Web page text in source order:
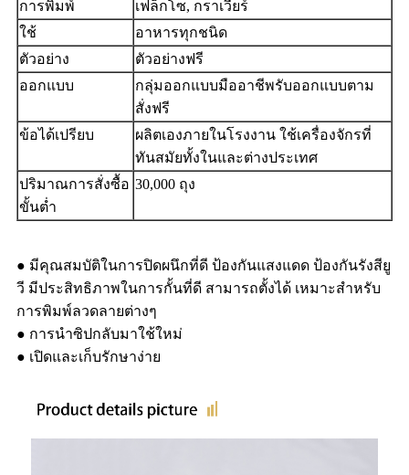
การพิมพ์
เฟล็กโซ, กราเวียร์
ใช้
อาหารทุกชนิด
ตัวอย่าง
ตัวอย่างฟรี
ออกแบบ
กลุ่มออกแบบมืออาชีพรับออกแบบตาม
สั่งฟรี
ข้อได้เปรียบ
ผลิตเองภายในโรงงาน ใช้เครื่องจักรที่
ทันสมัยทั้งในและต่างประเทศ
ปริมาณการสั่งซื้อ
ขั้นต่ำ
30,000 ถุง
● มีคุณสมบัติในการปิดผนึกที่ดี ป้องกันแสงแดด ป้องกันรังสียู
วี มีประสิทธิภาพในการกั้นที่ดี สามารถตั้งได้ เหมาะสำหรับ
การพิมพ์ลวดลายต่างๆ
● การนำซิปกลับมาใช้ใหม่
● เปิดและเก็บรักษาง่าย